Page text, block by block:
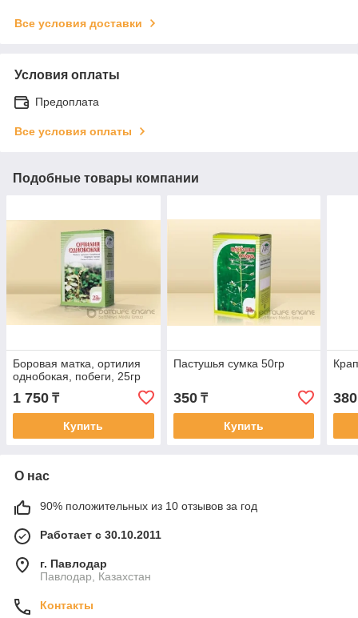
Все условия доставки
Условия оплаты
Предоплата
Все условия оплаты
Подобные товары компании
Боровая матка, ортилия
однобокая, побеги, 25гр
1 750 ₸
Купить
Пастушья сумка 50гр
350₸
Купить
380
О нас
90% положительных из 10 отзывов за год
Работает с 30.10.2011
г. Павлодар
Павлодар, Казахстан
Контакты